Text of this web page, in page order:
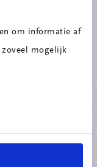
om informatie af
mogelijk